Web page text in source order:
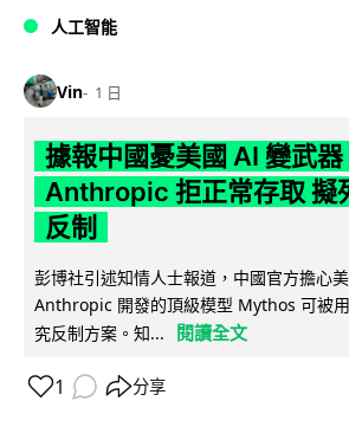
人工智能
Vin 1 日
據報中國憂美國 AI 變武器
Anthropic 拒正常存取 擬
反制
彭博社引述知情人士報道，中國官方擔心
Anthropic 開發的頂級模型 Mythos 可被
究反制方案。知...
閱讀全文
1 分享